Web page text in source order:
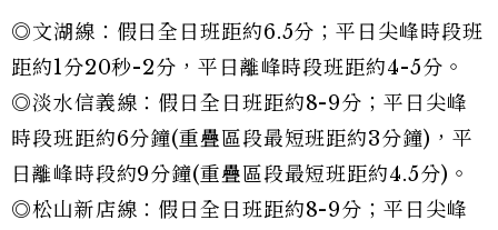
◎文湖線：假日全日班距約6.5分；平日尖峰時段班
距約1分20秒-2分，平日離峰時段班距約4-5分。
◎淡水信義線：假日全日班距約8-9分；平日尖峰
時段班距約6分鐘(重疊區段最短班距約3分鐘)，平
日離峰時段約9分鐘(重疊區段最短班距約4.5分)。
◎松山新店線：假日全日班距約8-9分；平日尖峰